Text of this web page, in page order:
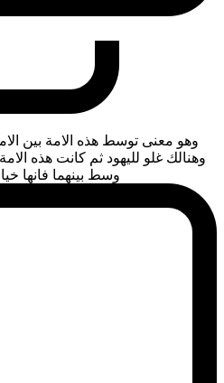
وهو معنى توسط هذه الامة بين
وهنالك غلو لليهود ثم كانت هذه
وسط بينهما فانها